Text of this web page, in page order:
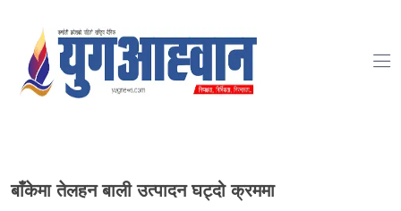
बाँकेमा तेलहन बाली उत्पादन घट्दो क्रममा